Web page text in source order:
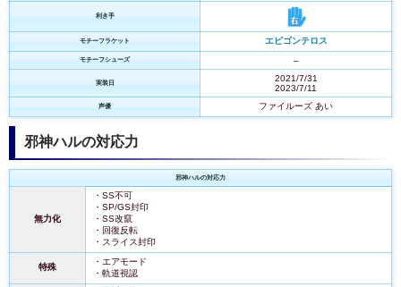
利き手
モチーフラケット エピゴンテロス
モチーフシューズ –
実装日
2021/7/31
2023/7/11
声優 ファイルーズ あい
邪神ハルの対応力
邪神ハルの対応力
無力化
・SS不可
・SP/GS封印
・SS改竄
・回復反転
・スライス封印
特殊
・エアモード
・軌道視認